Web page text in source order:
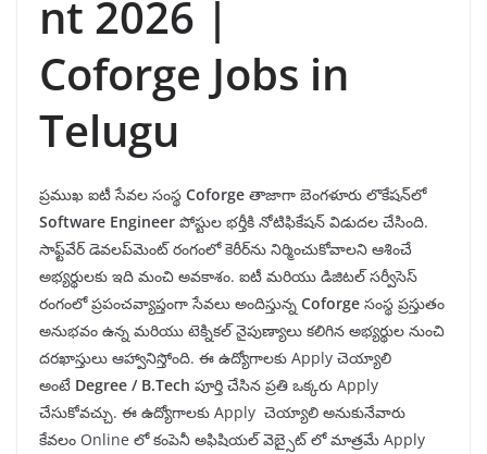
nt 2026 |
Coforge Jobs in
Telugu
ప్ర‌ముఖ ఐటీ సేవ‌ల సంస్థ Coforge తాజాగా బెంగళూరు లొకేషన్‌లో
Software Engineer పోస్టుల భర్తీకి నోటిఫికేషన్ విడుదల చేసింది.
సాఫ్ట్‌వేర్ డెవలప్‌మెంట్ రంగంలో కెరీర్‌ను నిర్మించుకోవాలని ఆశించే
అభ్యర్థులకు ఇది మంచి అవకాశం. ఐటీ మరియు డిజిటల్ సర్వీసెస్
రంగంలో ప్రపంచవ్యాప్తంగా సేవలు అందిస్తున్న Coforge సంస్థ ప్రస్తుతం
అనుభవం ఉన్న మరియు టెక్నికల్ నైపుణ్యాలు కలిగిన అభ్యర్థుల నుంచి
దరఖాస్తులు ఆహ్వానిస్తోంది. ఈ ఉద్యోగాలకు Apply చెయ్యాలి
అంటే Degree / B.Tech పూర్తి చేసిన ప్రతి ఒక్కరు Apply
చేసుకోవచ్చు. ఈ ఉద్యోగాలకు Apply చెయ్యాలి అనుకునేవారు
కేవలం Online లో కంపెనీ అఫిషియల్ వెబ్సైట్ లో మాత్రమే Apply